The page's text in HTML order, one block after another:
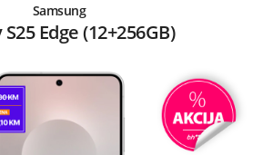
Samsung
Edge (12+256GB)